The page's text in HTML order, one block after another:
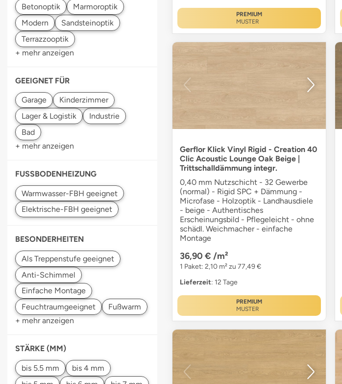
+ mehr anzeigen
GEEIGNET FÜR
+ mehr anzeigen
FUSSBODENHEIZUNG
BESONDERHEITEN
+ mehr anzeigen
STÄRKE (MM)
PREMIUM
MUSTER
Gerflor Klick Vinyl Rigid - Creation 40
Clic Acoustic Lounge Oak Beige |
Trittschalldämmung integr.
0,40 mm Nutzschicht - 32 Gewerbe
(normal) - Rigid SPC + Dämmung -
Microfase - Holzoptik - Landhausdiele
- beige - Authentisches
Erscheinungsbild - Pflegeleicht - ohne
schädl. Weichmacher - einfache
Montage
36,90 € /m²
1 Paket: 2,10 m² zu 77,49 €
Lieferzeit: 12 Tage
PREMIUM
MUSTER